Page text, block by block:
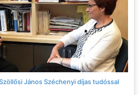
János Széchenyi díjas tudóssal